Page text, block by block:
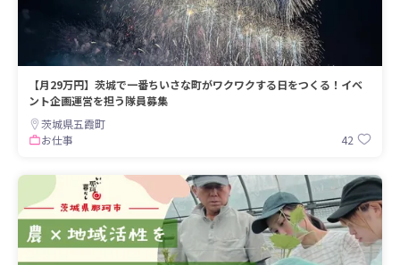
【月29万円】茨城で一番ちいさな町がワクワクする日をつくる！イベ
ント企画運営を担う隊員募集
茨城県五霞町
お仕事
42